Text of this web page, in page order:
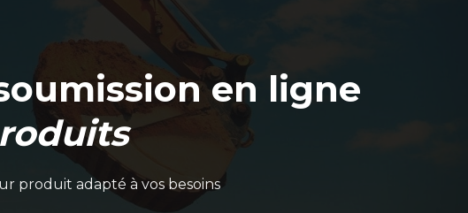
en ligne
produit adapté à vos besoins